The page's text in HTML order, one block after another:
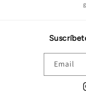
Email